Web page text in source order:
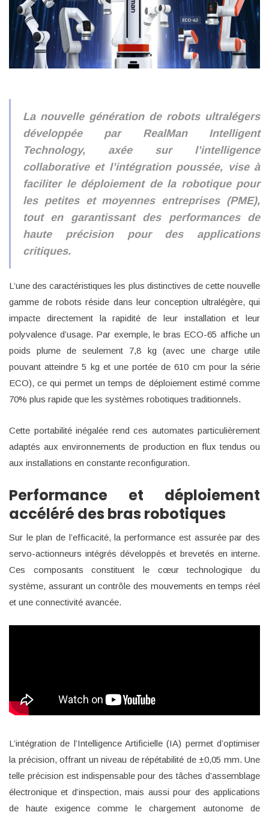
La nouvelle génération de robots ultralégers
développée par RealMan Intelligent
Technology, axée sur l’intelligence
collaborative et l’intégration poussée, vise à
faciliter le déploiement de la robotique pour
les petites et moyennes entreprises (PME),
tout en garantissant des performances de
haute précision pour des applications
critiques.
L’une des caractéristiques les plus distinctives de cette nouvelle
gamme de robots réside dans leur conception ultralégère, qui
impacte directement la rapidité de leur installation et leur
polyvalence d’usage. Par exemple, le bras ECO-65 affiche un
poids plume de seulement 7,8 kg (avec une charge utile
pouvant atteindre 5 kg et une portée de 610 cm pour la série
ECO), ce qui permet un temps de déploiement estimé comme
70% plus rapide que les systèmes robotiques traditionnels.
Cette portabilité inégalée rend ces automates particulièrement
adaptés aux environnements de production en flux tendus ou
aux installations en constante reconfiguration.
Performance et déploiement
accéléré des bras robotiques
Sur le plan de l’efficacité, la performance est assurée par des
servo-actionneurs intégrés développés et brevetés en interne.
Ces composants constituent le cœur technologique du
système, assurant un contrôle des mouvements en temps réel
et une connectivité avancée.
L’intégration de l’Intelligence Artificielle (IA) permet d’optimiser
la précision, offrant un niveau de répétabilité de ±0,05 mm. Une
telle précision est indispensable pour des tâches d’assemblage
électronique et d’inspection, mais aussi pour des applications
de haute exigence comme le chargement autonome de